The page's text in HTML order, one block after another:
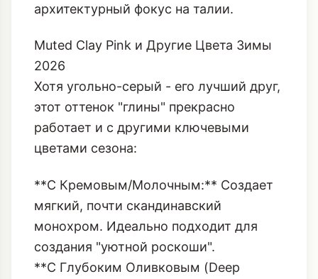
архитектурный фокус на талии.
Muted Clay Pink и Другие Цвета Зимы
2026
Хотя угольно-серый - его лучший друг,
этот оттенок "глины" прекрасно
работает и с другими ключевыми
цветами сезона:
**С Кремовым/Молочным:** Создает
мягкий, почти скандинавский
монохром. Идеально подходит для
создания "уютной роскоши".
**С Глубоким Оливковым (Deep